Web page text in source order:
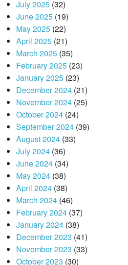
July 2025(32)
June 2025(19)
May 2025(22)
April 2025(21)
March 2025(35)
February 2025(23)
January 2025(23)
December 2024(21)
November 2024(25)
October 2024(24)
September 2024(39)
August 2024(33)
July 2024(36)
June 2024(34)
May 2024(38)
April 2024(38)
March 2024(46)
February 2024(37)
January 2024(38)
December 2023 (41)
November 2023 (33)
October 2023 (30)